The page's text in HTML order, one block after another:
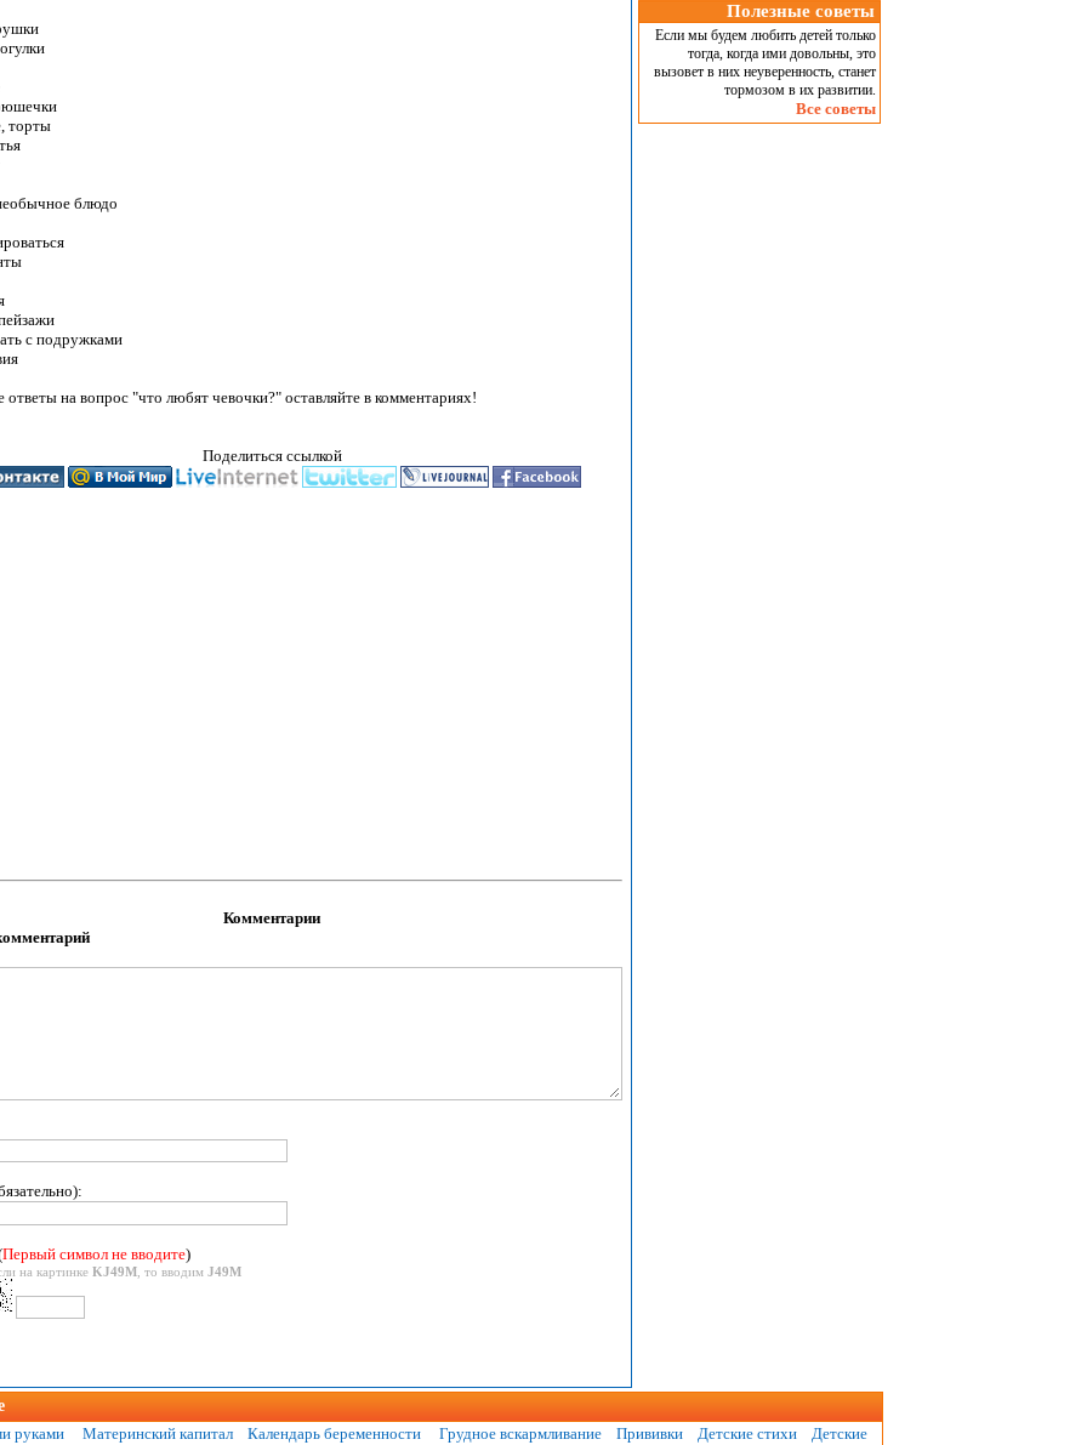
торты
блюдо
с подружками
ответы на вопрос "что любят чевочки?" оставляйте в комментариях!
Поделиться ссылкой
Комментарии
Первый символ не вводите)
на картинке KJ49M , то вводим J49M
Полезные советы
Если мы будем любить детей только
тогда, когда ими довольны, это
вызовет в них неуверенность, станет
тормозом в их развитии.
Все советы
руками
Материнский капитал Календарь беременности Грудное вскармливание Прививки Детские стихи
Детские